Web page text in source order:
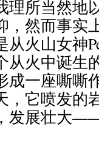
理所当然地
，然而事实
火山女神
从火中诞生
成一座嘶嘶
，它喷发的
发展壮大